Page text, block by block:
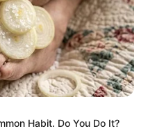
17 de setembro de 2020
Habit. Do You Do It?